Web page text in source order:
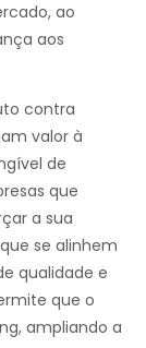
ao
aos
contra
valor à
de
que
a sua
se alinhem
qualidade e
que o
ampliando a